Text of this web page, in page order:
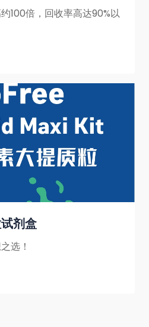
100倍，回收率高达90%以
剂盒
选！